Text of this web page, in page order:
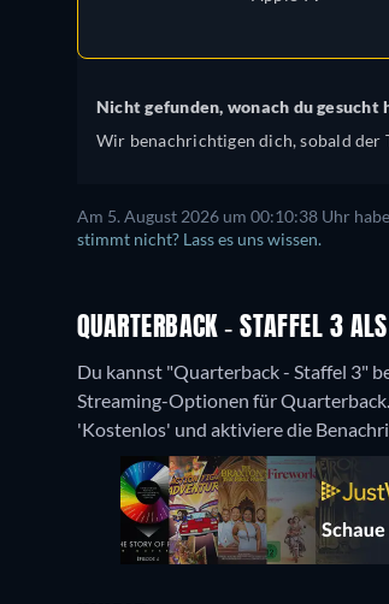
Nicht gefunden, wonach du gesucht
Wir benachrichtigen dich, sobald
Am 5. August 2026 um 00:10:38 Uhr
stimmt nicht? Lass es uns wissen.
QUARTERBACK - STAFFEL 3
Du kannst "Quarterback - Staffel 3"
Streaming-Optionen für
'Kostenlos' und aktiviere die